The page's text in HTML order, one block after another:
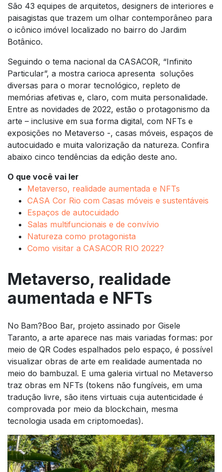
São 43 equipes de arquitetos, designers de interiores e
paisagistas que trazem um olhar contemporâneo para
o icônico imóvel localizado no bairro do Jardim
Botânico.
Seguindo o tema nacional da CASACOR, “Infinito
Particular”, a mostra carioca apresenta soluções
diversas para o morar tecnológico, repleto de
memórias afetivas e, claro, com muita personalidade.
Entre as novidades de 2022, estão o protagonismo da
arte – inclusive em sua forma digital, com NFTs e
exposições no Metaverso -, casas móveis, espaços de
autocuidado e muita valorização da natureza. Confira
abaixo cinco tendências da edição deste ano.
O que você vai ler
Metaverso, realidade aumentada e NFTs
CASA Cor Rio com Casas móveis e sustentáveis
Espaços de autocuidado
Salas multifuncionais e de convívio
Natureza como protagonista
Como visitar a CASACOR RIO 2022?
Metaverso, realidade
aumentada e NFTs
No Bam?Boo Bar, projeto assinado por Gisele
Taranto, a arte aparece nas mais variadas formas: por
meio de QR Codes espalhados pelo espaço, é possível
visualizar obras de arte em realidade aumentada no
meio do bambuzal. E uma galeria virtual no Metaverso
traz obras em NFTs (tokens não fungíveis, em uma
tradução livre, são itens virtuais cuja autenticidade é
comprovada por meio da blockchain, mesma
tecnologia usada em criptomoedas).